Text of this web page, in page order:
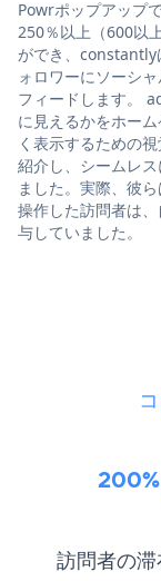
Powrポップアップ
250％以上（600以
ができ、constantly
ォロワーにソーシ
フィードします。
に見えるかをホー
く表示するための
紹介し、シームレ
ました。実際、彼
操作した訪問者は
与していました。
訪問者の